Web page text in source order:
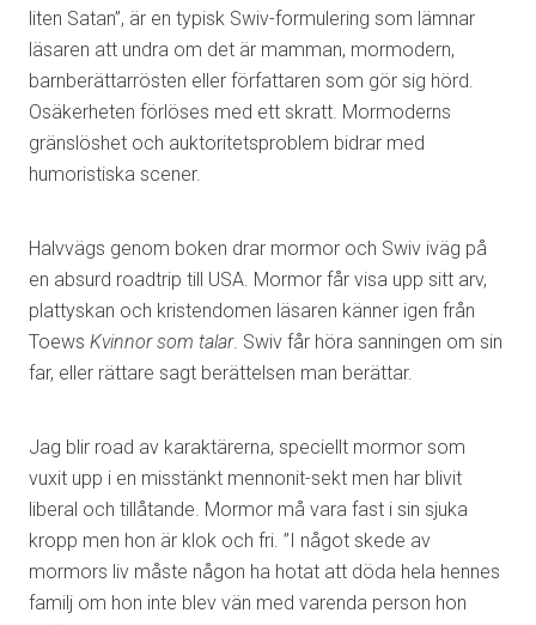
liten Satan”, är en typisk Swiv-formulering som lämnar
läsaren att undra om det är mamman, mormodern,
barnberättarrösten eller författaren som gör sig hörd.
Osäkerheten förlöses med ett skratt. Mormoderns
gränslöshet och auktoritetsproblem bidrar med
humoristiska scener.
Halvvägs genom boken drar mormor och Swiv iväg på
en absurd roadtrip till USA. Mormor får visa upp sitt arv,
plattyskan och kristendomen läsaren känner igen från
Toews Kvinnor som talar. Swiv får höra sanningen om sin
far, eller rättare sagt berättelsen man berättar.
Jag blir road av karaktärerna, speciellt mormor som
vuxit upp i en misstänkt mennonit-sekt men har blivit
liberal och tillåtande. Mormor må vara fast i sin sjuka
kropp men hon är klok och fri. ”I något skede av
mormors liv måste någon ha hotat att döda hela hennes
familj om hon inte blev vän med varenda person hon